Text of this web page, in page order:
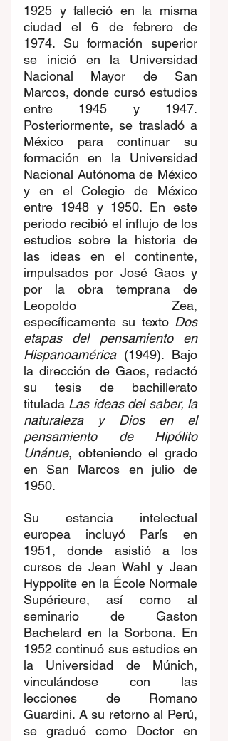
1925 y falleció en la misma
ciudad el 6 de febrero de
1974. Su formación superior
se inició en la Universidad
Nacional Mayor de San
Marcos, donde cursó estudios
entre 1945 y 1947.
Posteriormente, se trasladó a
México para continuar su
formación en la Universidad
Nacional Autónoma de México
y en el Colegio de México
entre 1948 y 1950. En este
periodo recibió el influjo de los
estudios sobre la historia de
las ideas en el continente,
impulsados por José Gaos y
por la obra temprana de
Leopoldo Zea,
específicamente su texto Dos
etapas del pensamiento en
Hispanoamérica (1949). Bajo
la dirección de Gaos, redactó
su tesis de bachillerato
titulada Las ideas del saber, la
naturaleza y Dios en el
pensamiento de Hipólito
Unánue, obteniendo el grado
en San Marcos en julio de
1950.
Su estancia intelectual
europea incluyó París en
1951, donde asistió a los
cursos de Jean Wahl y Jean
Hyppolite en la École Normale
Supérieure, así como al
seminario de Gaston
Bachelard en la Sorbona. En
1952 continuó sus estudios en
la Universidad de Múnich,
vinculándose con las
lecciones de Romano
Guardini. A su retorno al Perú,
se graduó como Doctor en